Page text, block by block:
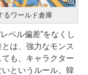
るワールド倉庫
ベル偏差”をなくし
は、強力なモンス
も、キャラクター
というルール。韓